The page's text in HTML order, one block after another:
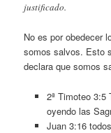
justificado.
No es por obedecer
somos salvos. Esto
declara que somos
2ª Timoteo 3:5
oyendo las
Juan 3:16